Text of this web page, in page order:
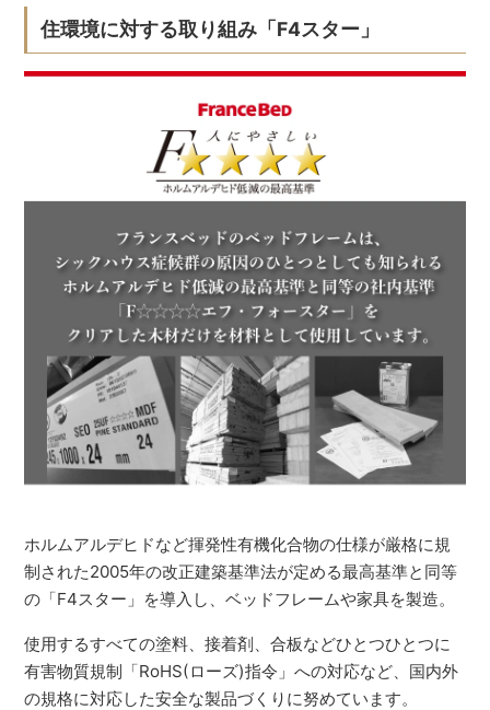
住環境に対する取り組み「F4スター」
ホルムアルデヒドなど揮発性有機化合物の仕様が厳格に規
制された2005年の改正建築基準法が定める最高基準と同等
の「F4スター」を導入し、ベッドフレームや家具を製造。
使用するすべての塗料、接着剤、合板などひとつひとつに
有害物質規制「RoHS(ローズ)指令」への対応など、国内外
の規格に対応した安全な製品づくりに努めています。